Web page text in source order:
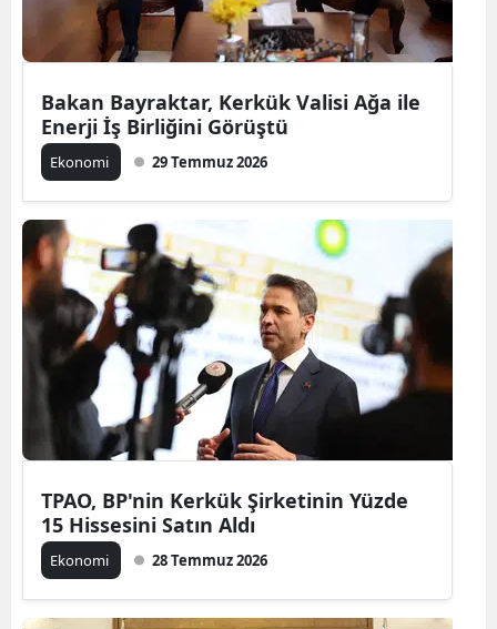
Bakan Bayraktar, Kerkük Valisi Ağa ile
Enerji İş Birliğini Görüştü
Ekonomi 29 Temmuz 2026
TPAO, BP'nin Kerkük Şirketinin Yüzde
15 Hissesini Satın Aldı
Ekonomi 28 Temmuz 2026